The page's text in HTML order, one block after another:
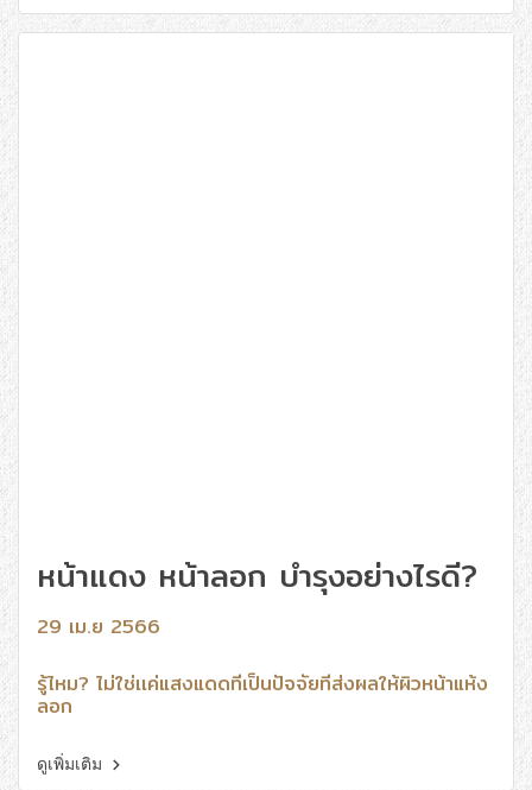
หน้าแดง หน้าลอก บำรุงอย่างไรดี?
29 เม.ย 2566
รู้ไหม? ไม่ใช่เเค่แสงแดดที่เป็นปัจจัยที่ส่งผลให้ผิวหน้าแห้ง
ลอก
ดูเพิ่มเติม